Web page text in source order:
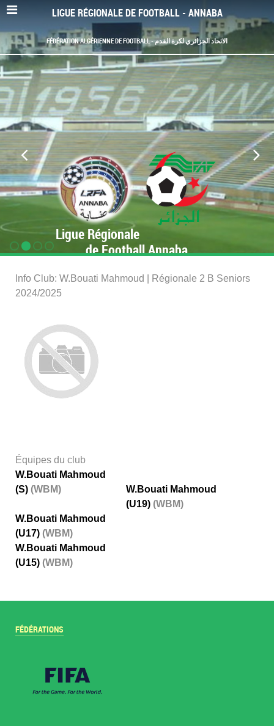
LIGUE RÉGIONALE DE FOOTBALL - ANNABA
FÉDÉRATION ALGÉRIENNE DE FOOTBALL - الاتحاد الجزائري لكرة القدم
Ligue Régionale
de Football Annaba
Info Club: W.Bouati Mahmoud | Régionale 2 B Seniors
2024/2025
Équipes du club
W.Bouati Mahmoud
(S) (WBM)
W.Bouati Mahmoud
(U19) (WBM)
W.Bouati Mahmoud
(U17) (WBM)
W.Bouati Mahmoud
(U15) (WBM)
FÉDÉRATIONS